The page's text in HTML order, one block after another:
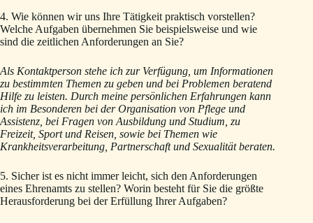
4. Wie können wir uns Ihre Tätigkeit praktisch vorstellen?
Welche Aufgaben übernehmen Sie beispielsweise und wie
sind die zeitlichen Anforderungen an Sie?
Als Kontaktperson stehe ich zur Verfügung, um Informationen
zu bestimmten Themen zu geben und bei Problemen beratend
Hilfe zu leisten. Durch meine persönlichen Erfahrungen kann
ich im Besonderen bei der Organisation von Pflege und
Assistenz, bei Fragen von Ausbildung und Studium, zu
Freizeit, Sport und Reisen, sowie bei Themen wie
Krankheitsverarbeitung, Partnerschaft und Sexualität beraten.
5. Sicher ist es nicht immer leicht, sich den Anforderungen
eines Ehrenamts zu stellen? Worin besteht für Sie die größte
Herausforderung bei der Erfüllung Ihrer Aufgaben?